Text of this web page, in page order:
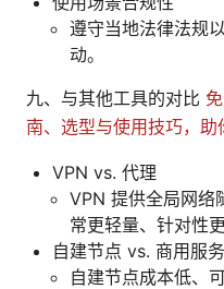
遵守当地法律法规
动。
九、与其他工具的对比
南、选型与使用技巧，
VPN vs. 代理
VPN 提供全局网络
常更轻量、针对性
自建节点 vs. 商用服务
自建节点成本低、